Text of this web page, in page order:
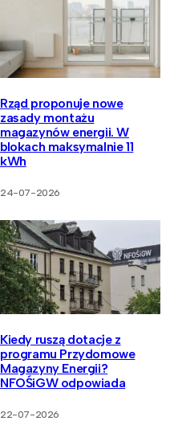
Rząd proponuje nowe
zasady montażu
magazynów energii. W
blokach maksymalnie 11
kWh
24-07-2026
Kiedy ruszą dotacje z
programu Przydomowe
Magazyny Energii?
NFOŚiGW odpowiada
22-07-2026